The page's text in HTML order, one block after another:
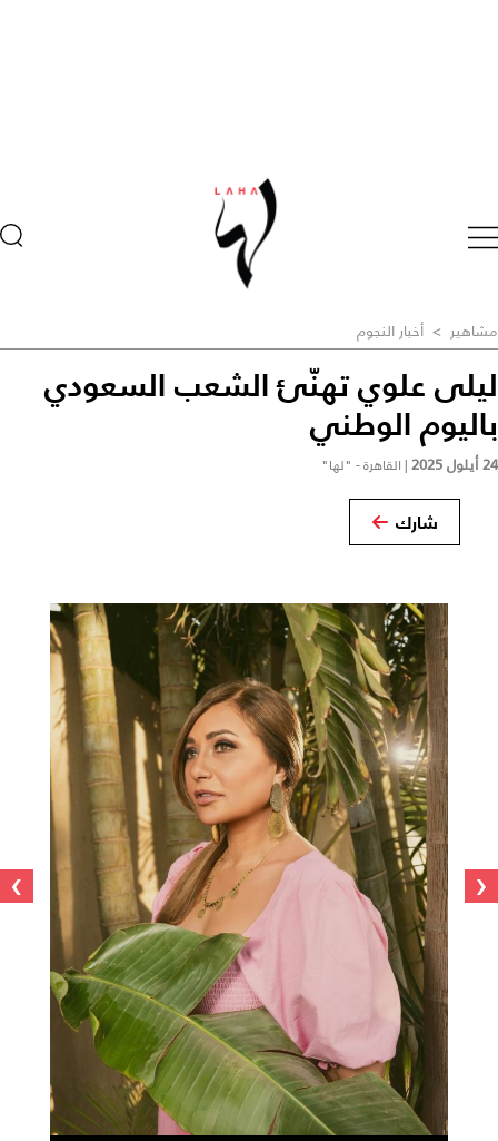
مشاهير > أخبار النجوم
ليلى علوي تهنّئ الشعب السعودي
باليوم الوطني
24 أيلول 2025 | القاهرة - "لها"
شارك
‹
›